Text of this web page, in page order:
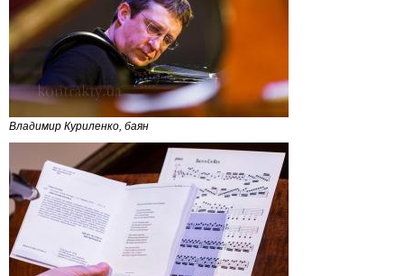
Владимир Куриленко, баян